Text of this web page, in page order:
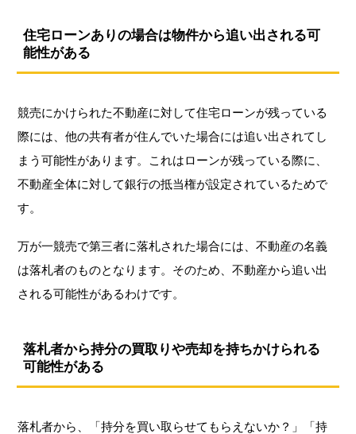
住宅ローンありの場合は物件から追い出される可
能性がある
競売にかけられた不動産に対して住宅ローンが残っている
際には、他の共有者が住んでいた場合には追い出されてし
まう可能性があります。これはローンが残っている際に、
不動産全体に対して銀行の抵当権が設定されているためで
す。
万が一競売で第三者に落札された場合には、不動産の名義
は落札者のものとなります。そのため、不動産から追い出
される可能性があるわけです。
落札者から持分の買取りや売却を持ちかけられる
可能性がある
落札者から、「持分を買い取らせてもらえないか？」「持